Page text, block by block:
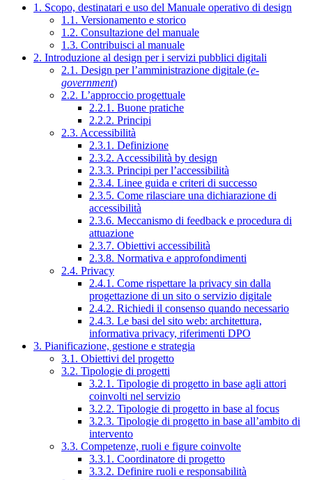
1. Scopo, destinatari e uso del Manuale operativo di design
1.1. Versionamento e storico
1.2. Consultazione del manuale
1.3. Contribuisci al manuale
2. Introduzione al design per i servizi pubblici digitali
2.1. Design per l’amministrazione digitale (e-
government)
2.2. L’approccio progettuale
2.2.1. Buone pratiche
2.2.2. Principi
2.3. Accessibilità
2.3.1. Definizione
2.3.2. Accessibilità by design
2.3.3. Principi per l’accessibilità
2.3.4. Linee guida e criteri di successo
2.3.5. Come rilasciare una dichiarazione di
accessibilità
2.3.6. Meccanismo di feedback e procedura di
attuazione
2.3.7. Obiettivi accessibilità
2.3.8. Normativa e approfondimenti
2.4. Privacy
2.4.1. Come rispettare la privacy sin dalla
progettazione di un sito o servizio digitale
2.4.2. Richiedi il consenso quando necessario
2.4.3. Le basi del sito web: architettura,
informativa privacy, riferimenti DPO
3. Pianificazione, gestione e strategia
3.1. Obiettivi del progetto
3.2. Tipologie di progetti
3.2.1. Tipologie di progetto in base agli attori
coinvolti nel servizio
3.2.2. Tipologie di progetto in base al focus
3.2.3. Tipologie di progetto in base all’ambito di
intervento
3.3. Competenze, ruoli e figure coinvolte
3.3.1. Coordinatore di progetto
3.3.2. Definire ruoli e responsabilità